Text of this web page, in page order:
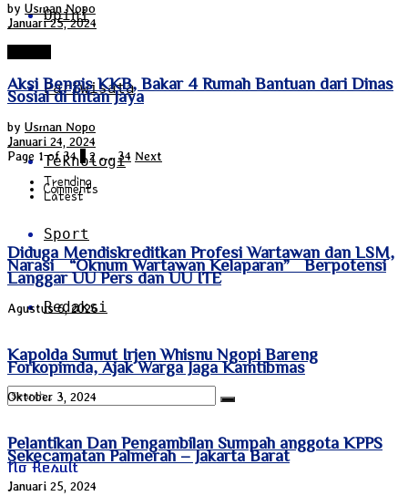
Opini
Pariwisata
Teknologi
Sport
Redaksi
No Result
by Usman Nopo
Januari 25, 2024
Aksi Bengis KKB, Bakar 4 Rumah Bantuan dari Dinas
Sosial di Intan Jaya
by Usman Nopo
Januari 24, 2024
Page 1 of 34
2 … 34 Next
Trending
Comments
Latest
Diduga Mendiskreditkan Profesi Wartawan dan LSM,
Narasi “Oknum Wartawan Kelaparan” Berpotensi
Langgar UU Pers dan UU ITE
Agustus 6, 2026
Kapolda Sumut Irjen Whisnu Ngopi Bareng
Forkopimda, Ajak Warga Jaga Kamtibmas
Oktober 3, 2024
Pelantikan Dan Pengambilan Sumpah anggota KPPS
Sekecamatan Palmerah – Jakarta Barat
Januari 25, 2024